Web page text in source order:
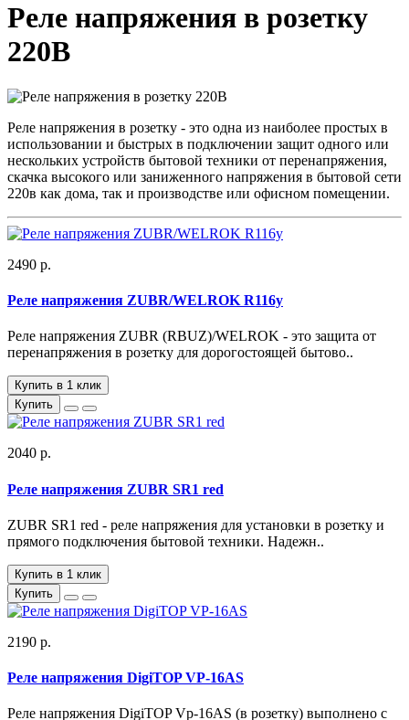
Реле напряжения в розетку
220В
Реле напряжения в розетку - это одна из наиболее простых в
использовании и быстрых в подключении защит одного или
нескольких устройств бытовой техники от перенапряжения,
скачка высокого или заниженного напряжения в бытовой сети
220в как дома, так и производстве или офисном помещении.
2490 р.
Реле напряжения ZUBR/WELROK R116y
Реле напряжения ZUBR (RBUZ)/WELROK - это защита от
перенапряжения в розетку для дорогостоящей бытово..
Купить в 1 клик
Купить
2040 р.
Реле напряжения ZUBR SR1 red
ZUBR SR1 red - реле напряжения для установки в розетку и
прямого подключения бытовой техники. Надежн..
Купить в 1 клик
Купить
2190 р.
Реле напряжения DigiTOP VP-16AS
Реле напряжения DigiTOP Vp-16AS (в розетку) выполнено с